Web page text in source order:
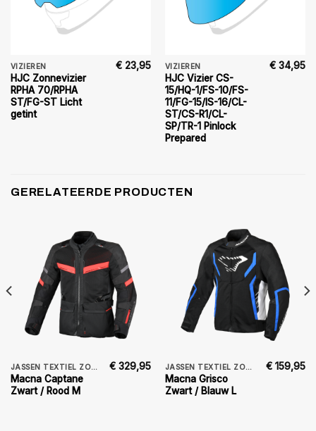
VIZIEREN
HJC Zonnevizier
RPHA 70/RPHA
ST/FG-ST Licht
getint
€ 23,95 VIZIEREN
HJC Vizier CS-
15/HQ-1/FS-10/FS-
11/FG-15/IS-16/CL-
ST/CS-R1/CL-
SP/TR-1 Pinlock
Prepared
€ 34,95
GERELATEERDE PRODUCTEN
JASSEN TEXTIEL ZOMER
Macna Captane
Zwart / Rood M
€ 329,95 JASSEN TEXTIEL ZOMER
Macna Grisco
Zwart / Blauw L
€ 159,95